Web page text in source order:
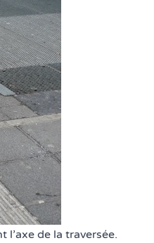
l’axe de la traversée.